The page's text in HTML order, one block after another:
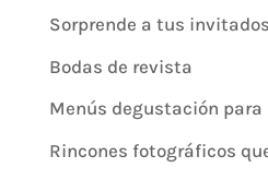
Sorprende a tus invitados
Bodas de revista
Menús degustación para
Rincones fotográficos